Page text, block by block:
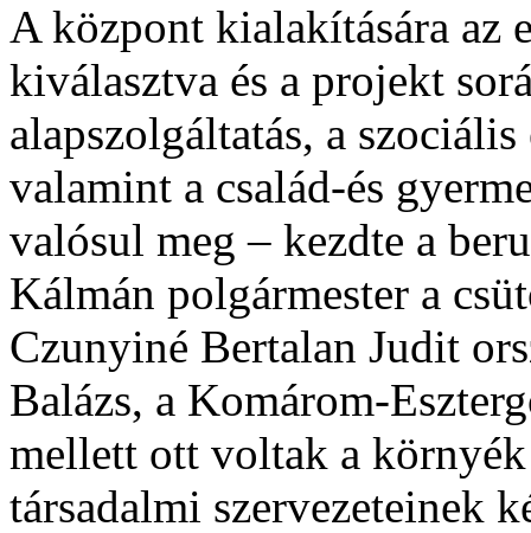
A központ kialakítására az
kiválasztva és a projekt
alapszolgáltatás, a
valamint a család-és
valósul meg – kezdte a
Kálmán polgármester a
Czunyiné Bertalan Judit
Balázs, a Komárom-
mellett ott voltak a
társadalmi szervezeteinek